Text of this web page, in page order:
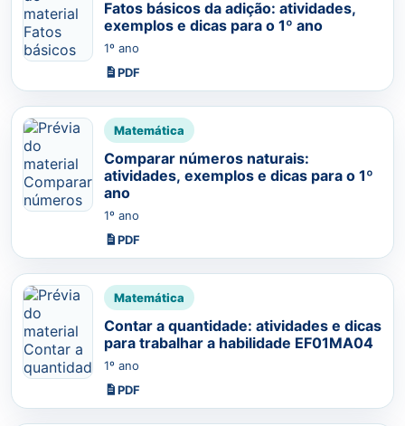
Fatos básicos da adição: atividades,
exemplos e dicas para o 1º ano
1º ano
PDF
Matemática
Comparar números naturais:
atividades, exemplos e dicas para o 1º
ano
1º ano
PDF
Matemática
Contar a quantidade: atividades e dicas
para trabalhar a habilidade EF01MA04
1º ano
PDF